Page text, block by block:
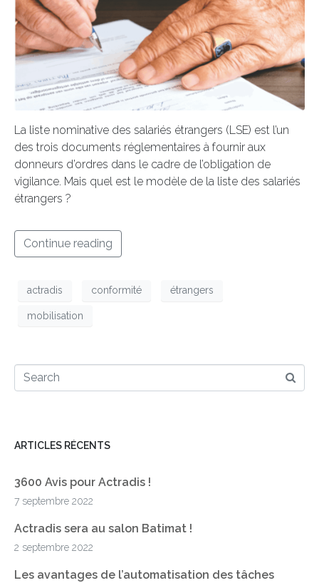
La liste nominative des salariés étrangers (LSE) est l’un
des trois documents réglementaires à fournir aux
donneurs d’ordres dans le cadre de l’obligation de
vigilance. Mais quel est le modèle de la liste des salariés
étrangers ?
Continue reading
actradis conformité étrangers
mobilisation
ARTICLES RÉCENTS
3600 Avis pour Actradis !
7 septembre 2022
Actradis sera au salon Batimat !
2 septembre 2022
Les avantages de l’automatisation des tâches